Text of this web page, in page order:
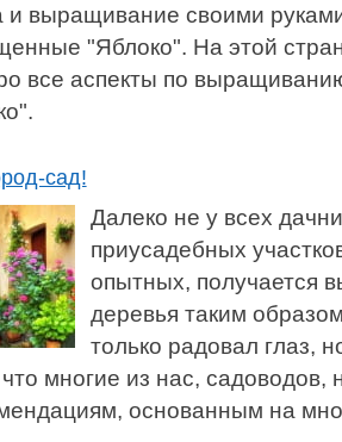
и выращивание своими
"Яблоко". На этой
все аспекты по
сад!
Далеко не у всех
приусадебных
опытных, получается
деревья таким
только радовал глаз,
многие из нас, садоводов,
основанным на